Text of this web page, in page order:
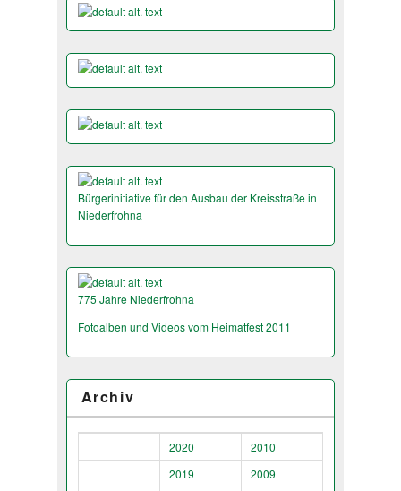
Bürgerinitiative für den Ausbau der Kreisstraße in
Niederfrohna
775 Jahre Niederfrohna
Fotoalben und Videos vom Heimatfest 2011
Archiv
2020
2010
2019
2009